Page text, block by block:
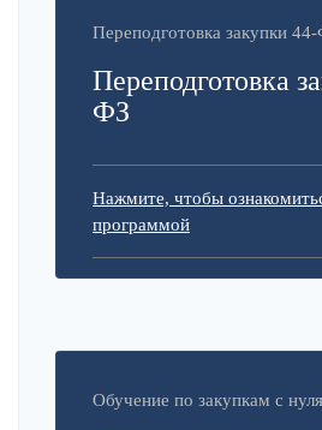
Переподготовка закупки
Переподготовка
ФЗ
Нажмите, чтобы
программой
Обучение по закупкам с